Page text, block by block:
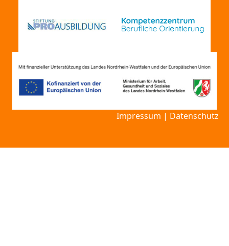
Impressum | Datenschutz